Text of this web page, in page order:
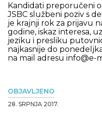
OBJAVLJENO
28. SRPNJA 2017.
Kandidati preporučeni
JSBC službeni poziv s
je krajnji rok za prijavu
godine, iskaz interesa,
jeziku i presliku
najkasnije do
na mail adresu info@e-